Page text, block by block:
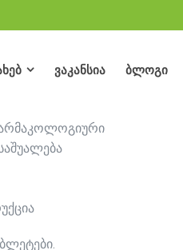
ვაკანსია ბლოგი